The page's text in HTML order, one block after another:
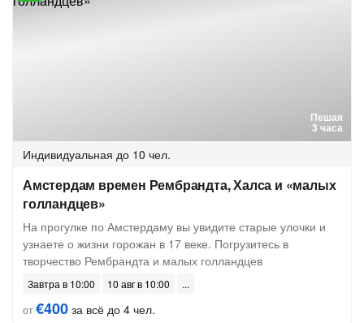
Пешая
3 часа
Индивидуальная до 10 чел.
Амстердам времен Рембрандта, Халса и «малых
голландцев»
На прогулке по Амстердаму вы увидите старые улочки и
узнаете о жизни горожан в 17 веке. Погрузитесь в
творчество Рембрандта и малых голландцев
Завтра в 10:00
10 авг в 10:00
от€400 за всё до 4 чел.